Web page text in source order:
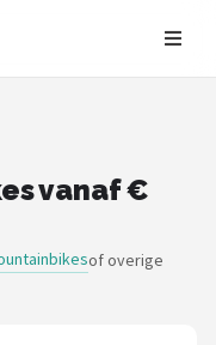
vanaf €
of overige